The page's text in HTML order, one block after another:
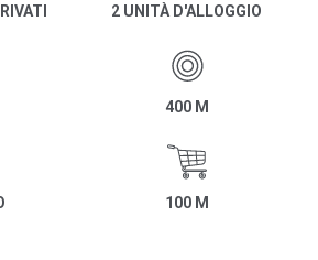
2 UNITÀ D'ALLOGGIO
400 M
100 M